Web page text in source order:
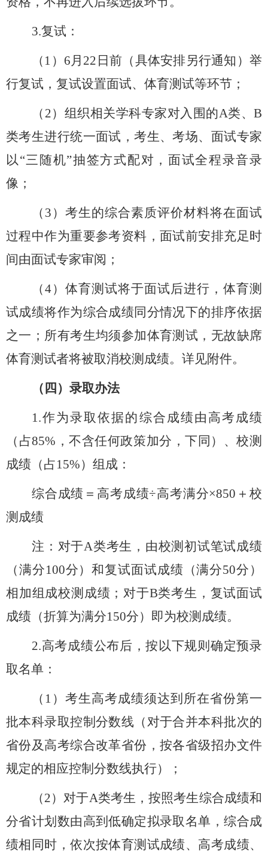
3.复试：
（ 1 ） 6月 22 日前（具体安排另行通知）举
行复试，复试设置面试、体育测试等环节；
（ 2）组织相关学科专家对入围的A类、 B
类考生进行统一面试，考生、考场、面试专家
以“三随机”抽签方式配对，面试全程录音录
像；
（ 3 ）考生的综合素质评价材料将在面试
过程中作为重要参考资料，面试前安排充足时
间由面试专家审阅；
（4）体育测试将于面试后进行，体育测
试成绩将作为综合成绩同分情况下的排序依据
之一；所有考生均须参加体育测试，无故缺席
体育测试者将被取消校测成绩。详见附件。
（四）录取办法
1.作为录取依据的综合成绩由高考成绩
（占85% ，不含任何政策加分，下同）、校测
成绩（占15%）组成：
综合成绩＝高考成绩÷高考满分×850 ＋校
测成绩
注：对于A类考生，由校测初试笔试成绩
（满分100分）和复试面试成绩（满分50分）
相加组成校测成绩；对于B类考生，复试面试
成绩（折算为满分150分）即为校测成绩。
2.高考成绩公布后，按以下规则确定预录
取名单：
（ 1 ）考生高考成绩须达到所在省份第一
批本科录取控制分数线（对于合并本科批次的
省份及高考综合改革省份，按各省级招办文件
规定的相应控制分数线执行）；
（2）对于A类考生，按照考生综合成绩和
分省计划数由高到低确定拟录取名单，综合成
绩相同时，依次按体育测试成绩、高考成绩、